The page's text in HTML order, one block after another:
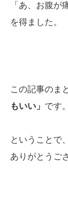
「あ、お腹が
を得ました。
この記事のま
もいい」 です。
ということで
ありがとうご